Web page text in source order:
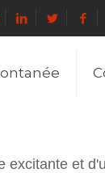
excitante et